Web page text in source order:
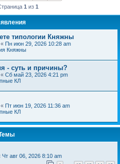
1 из 1
типологии Княжны
« Пн июн 29, 2026 10:28 am
Княжны
- суть и причины?
« Сб май 23, 2026 4:21 pm
КЛ
« Пт июн 19, 2026 11:36 am
КЛ
Чт авг 06, 2026 8:10 am